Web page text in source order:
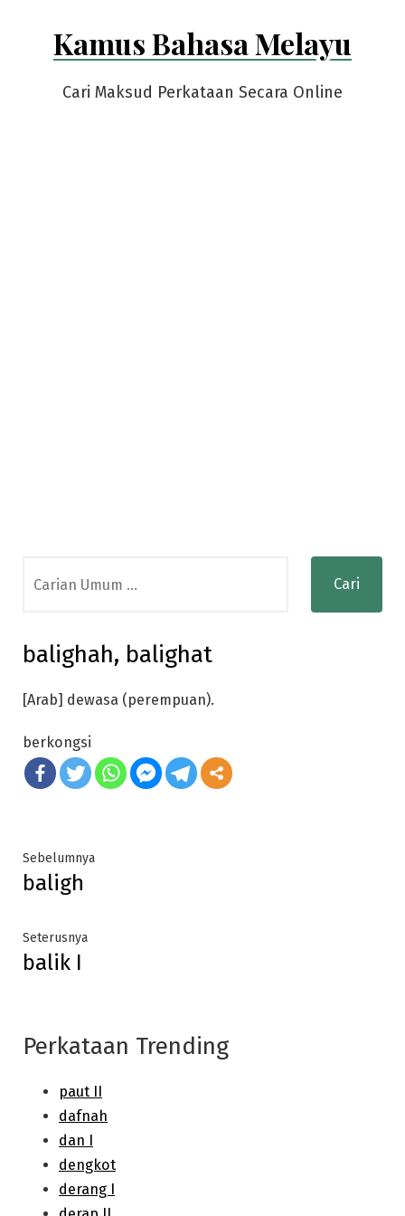
Kamus Bahasa Melayu
Cari Maksud Perkataan Secara Online
for:
balighah, balighat
[Arab] dewasa (perempuan).
berkongsi
Post
navigation
SebelumnyaPrevious
baligh
SeterusnyaNext
balik I
Perkataan Trending